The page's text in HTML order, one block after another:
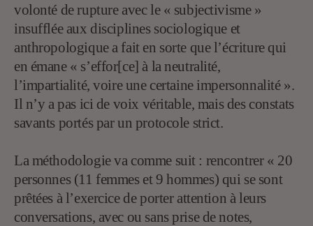
volonté de rupture avec le « subjectivisme »
insufflée aux disciplines sociologique et
anthropologique a fait en sorte que l’écriture qui
en émane « s’effor[ce] à la neutralité,
l’impartialité, voire une certaine impersonnalité ».
Il n’y a pas ici de voix véritable, mais des constats
savants portés par un protocole strict.
La méthodologie va comme suit : rencontrer « 20
personnes (11 femmes et 9 hommes) qui se sont
prêtées à l’exercice de porter attention à leurs
conversations, avec ou sans prise de notes,